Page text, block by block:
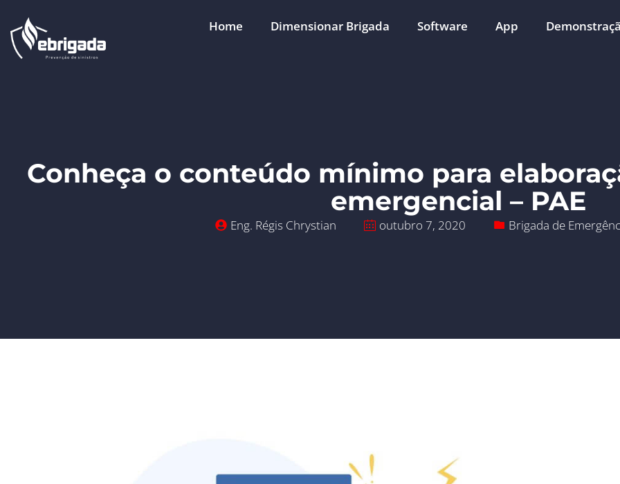
Home Dimensionar Brigada Software App
Conheça o conteúdo mínimo para
emergencial – PAE
Eng. Régis Chrystian outubro 7, 2020 Brigada de